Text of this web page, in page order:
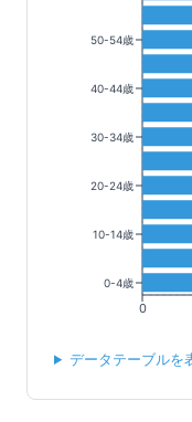
0
50-54歳
40-44歳
30-34歳
20-24歳
10-14歳
0-4歳
データテーブルを